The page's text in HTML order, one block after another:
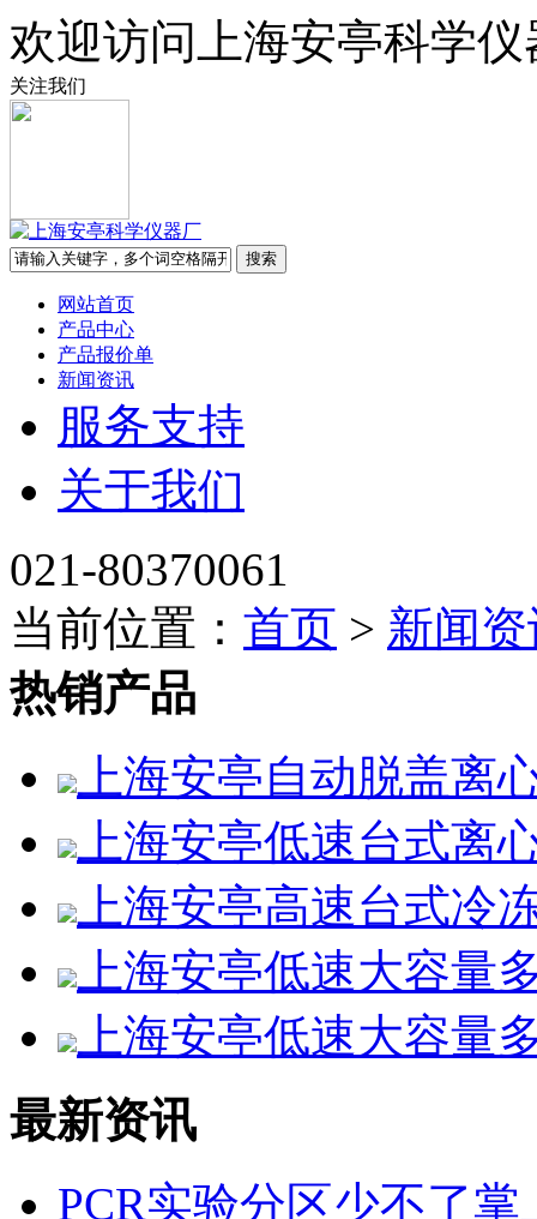
欢迎访问上海安亭科学
关注我们
网站首页
产品中心
产品报价单
新闻资讯
服务支持
关于我们
021-80370061
当前位置： 首页 > 新闻
热销产品
上海安亭自动脱盖离
上海安亭低速台式离
上海安亭高速台式冷
上海安亭低速大容量
上海安亭低速大容量
最新资讯
PCR实验分区少不了